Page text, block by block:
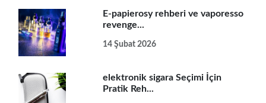
E-papierosy rehberi ve vaporesso
revenge...
14 Şubat 2026
elektronik sigara Seçimi İçin
Pratik Reh...